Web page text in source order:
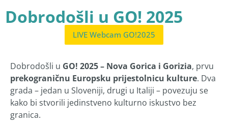
Dobrodošli u GO! 2025
LIVE Webcam GO!2025
Dobrodošli u GO! 2025 – Nova Gorica i Gorizia, prvu
prekograničnu Europsku prijestolnicu kulture. Dva
grada – jedan u Sloveniji, drugi u Italiji – povezuju se
kako bi stvorili jedinstveno kulturno iskustvo bez
granica.